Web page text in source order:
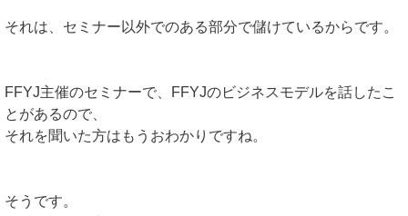
それは、セミナー以外でのある部分で儲けているからです。
FFYJ主催のセミナーで、FFYJのビジネスモデルを話したこ
とがあるので、
それを聞いた方はもうおわかりですね。
そうです。